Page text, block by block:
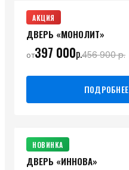
АКЦИЯ
ДВЕРЬ «МОНОЛИТ»
от397 000р.456 900р.
ПОДРОБНЕЕ
НОВИНКА
ДВЕРЬ «ИННОВА»